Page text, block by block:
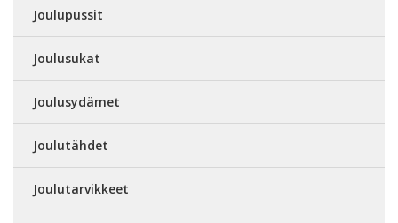
Joulupussit
Joulusukat
Joulusydämet
Joulutähdet
Joulutarvikkeet